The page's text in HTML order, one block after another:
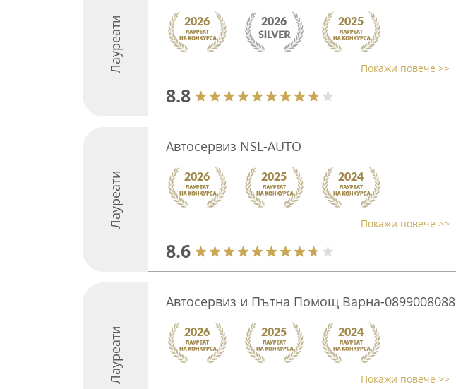
Лауреати Покажи повече >>
8.8
Лауреати
Автосервиз NSL-AUTO
Покажи повече >>
8.6
Лауреати
Автосервиз и Пътна Помощ Варна-0899008088
Покажи повече >>